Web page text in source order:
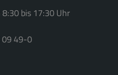
bis 17:30 Uhr
09 49-0